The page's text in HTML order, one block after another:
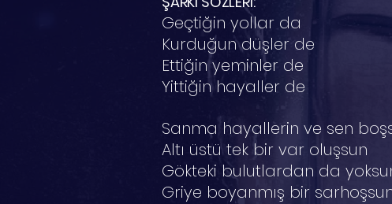
Geçtiğin yollar da
Kurduğun düşler de
Ettiğin yeminler de
Yittiğin hayaller de
Sanma hayallerin ve sen
Altı üstü tek bir var oluşsun
Gökteki bulutlardan da
Griye boyanmış bir